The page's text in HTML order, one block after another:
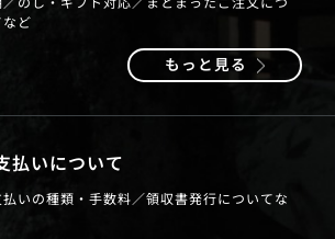
など
もっと見る
払いについて
払いの種類・手数料／領収書発行についてな